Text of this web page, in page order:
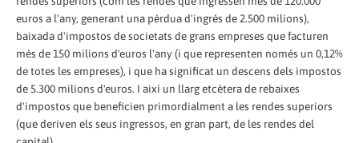
euros a l'any, generant una pèrdua d'ingrés de 2.500 milions),
baixada d'impostos de societats de grans empreses que facturen
més de 150 milions d'euros l'any (i que representen només un 0,12%
de totes les empreses), i que ha significat un descens dels impostos
de 5.300 milions d'euros. I així un llarg etcètera de rebaixes
d'impostos que beneficien primordialment a les rendes superiors
(que deriven els seus ingressos, en gran part, de les rendes del